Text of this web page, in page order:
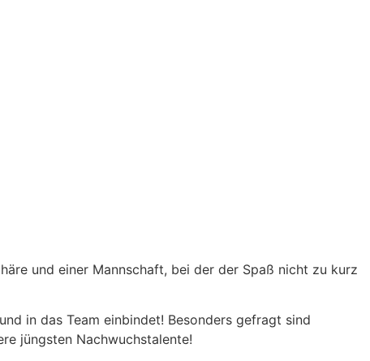
und einer Mannschaft, bei der der Spaß nicht zu kurz
in das Team einbindet! Besonders gefragt sind
jüngsten Nachwuchstalente!